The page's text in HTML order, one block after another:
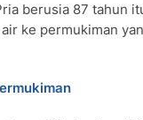
berusia 87 tahun
ke permukiman